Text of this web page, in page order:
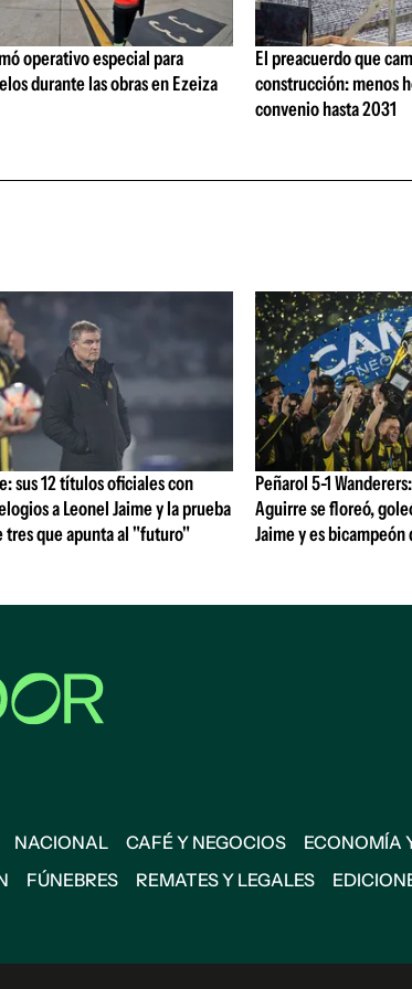
operativo especial para
durante las obras en Ezeiza
El preacuerdo que
construcción: menos
convenio hasta 2031
sus 12 títulos oficiales con
a Leonel Jaime y la prueba
tres que apunta al "futuro"
Peñarol 5-1
Aguirre se floreó,
Jaime y es
NACIONAL CAFÉ Y NEGOCIOS ECONOMÍA
FÚNEBRES REMATES Y LEGALES